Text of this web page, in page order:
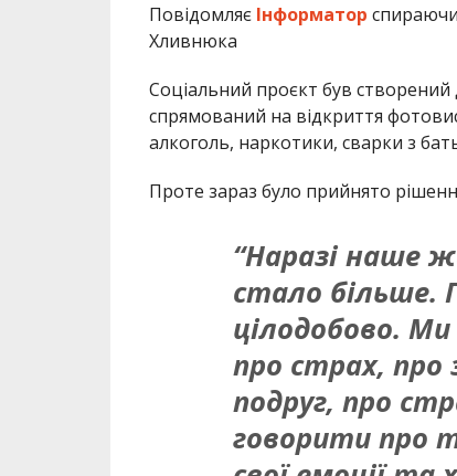
Повідомляє Інформатор
Хливнюка
Соціальний проєкт був створений
спрямований на відкриття
алкоголь, наркотики, сварки з
Проте зараз було прийнято
“Наразі наше
стало більше.
цілодобово.
про страх, про
подруг, про
говорити про